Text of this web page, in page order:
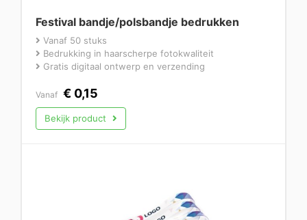
Festival bandje/polsbandje bedrukken
Vanaf 50 stuks
Bedrukking in haarscherpe fotokwaliteit
Gratis digitaal ontwerp en verzending
Vanaf € 0,15
Bekijk product